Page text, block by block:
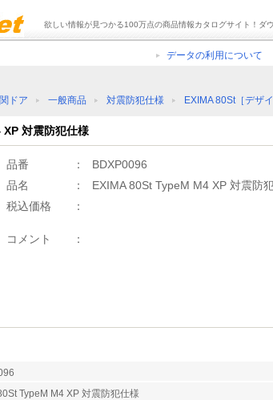
欲しい情報が見つかる100万点の商品情報カタログサイト！ダ
データの利用について
ドア 一般商品 対震防犯仕様 EXIMA 80St［デザイ
対震防犯仕様
品番 ：
BDXP0096
品名
：
EXIMA 80St TypeM M4 XP 対震防
税込価格
：
コメント ：
TypeM M4 XP 対震防犯仕様